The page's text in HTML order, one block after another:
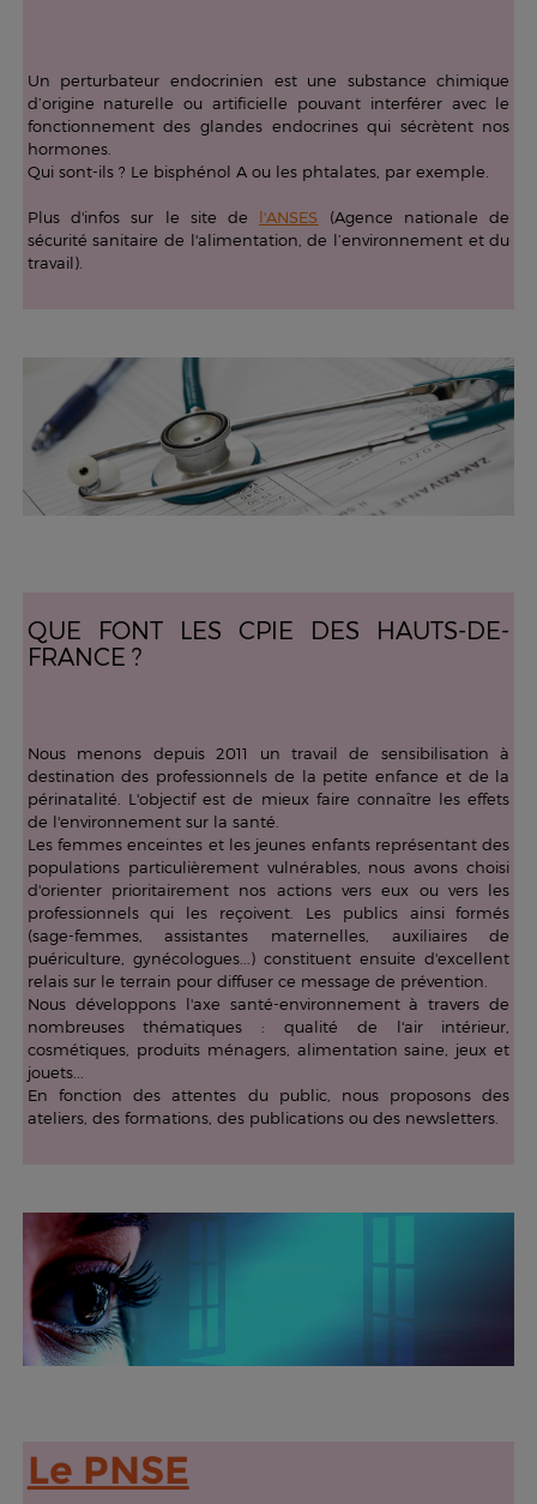
Un perturbateur endocrinien est une substance chimique
d’origine naturelle ou artificielle pouvant interférer avec le
fonctionnement des glandes endocrines qui sécrètent nos
hormones.
Qui sont-ils ? Le bisphénol A ou les phtalates, par exemple.
Plus d'infos sur le site de l'ANSES (Agence nationale de
sécurité sanitaire de l'alimentation, de l’environnement et du
travail).
QUE FONT LES CPIE DES HAUTS-DE-
FRANCE ?
Nous menons depuis 2011 un travail de sensibilisation à
destination des professionnels de la petite enfance et de la
périnatalité. L'objectif est de mieux faire connaître les effets
de l'environnement sur la santé.
Les femmes enceintes et les jeunes enfants représentant des
populations particulièrement vulnérables, nous avons choisi
d'orienter prioritairement nos actions vers eux ou vers les
professionnels qui les reçoivent. Les publics ainsi formés
(sage-femmes, assistantes maternelles, auxiliaires de
puériculture, gynécologues...) constituent ensuite d'excellent
relais sur le terrain pour diffuser ce message de prévention.
Nous développons l'axe santé-environnement à travers de
nombreuses thématiques : qualité de l'air intérieur,
cosmétiques, produits ménagers, alimentation saine, jeux et
jouets...
En fonction des attentes du public, nous proposons des
ateliers, des formations, des publications ou des newsletters.
Le PNSE